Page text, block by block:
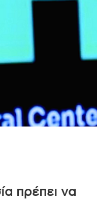
πρέπει να